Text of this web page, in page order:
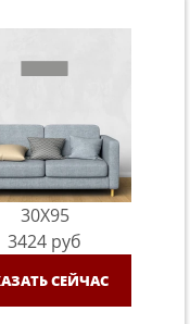
30X95
3424 руб
СЕЙЧАС